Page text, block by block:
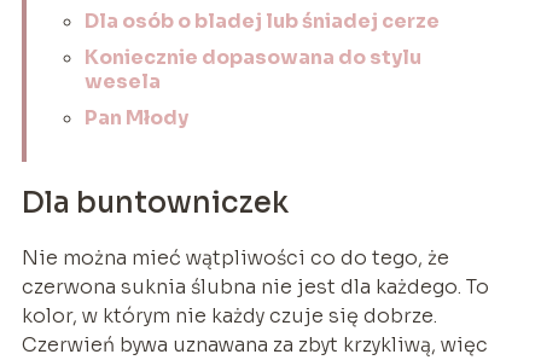
Dla osób o bladej lub śniadej cerze
Koniecznie dopasowana do stylu
wesela
Pan Młody
Dla buntowniczek
Nie można mieć wątpliwości co do tego, że
czerwona suknia ślubna nie jest dla każdego. To
kolor, w którym nie każdy czuje się dobrze.
Czerwień bywa uznawana za zbyt krzykliwą, więc